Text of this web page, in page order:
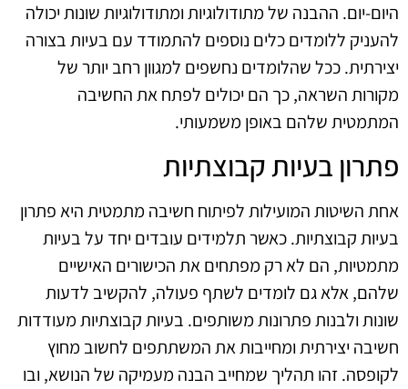
היום-יום. ההבנה של מתודולוגיות ומתודולוגיות שונות יכולה
להעניק ללומדים כלים נוספים להתמודד עם בעיות בצורה
יצירתית. ככל שהלומדים נחשפים למגוון רחב יותר של
מקורות השראה, כך הם יכולים לפתח את החשיבה
המתמטית שלהם באופן משמעותי.
פתרון בעיות קבוצתיות
אחת השיטות המועילות לפיתוח חשיבה מתמטית היא פתרון
בעיות קבוצתיות. כאשר תלמידים עובדים יחד על בעיות
מתמטיות, הם לא רק מפתחים את הכישורים האישיים
שלהם, אלא גם לומדים לשתף פעולה, להקשיב לדעות
שונות ולבנות פתרונות משותפים. בעיות קבוצתיות מעודדות
חשיבה יצירתית ומחייבות את המשתתפים לחשוב מחוץ
לקופסה. זהו תהליך שמחייב הבנה מעמיקה של הנושא, ובו